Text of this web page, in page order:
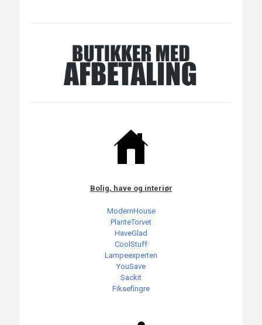
Bolig, have og interiør
ModernHouse
PlanteTorvet
HaveGlad
CoolStuff
Lampeexperten
YouSave
Sackit
Fiksefingre